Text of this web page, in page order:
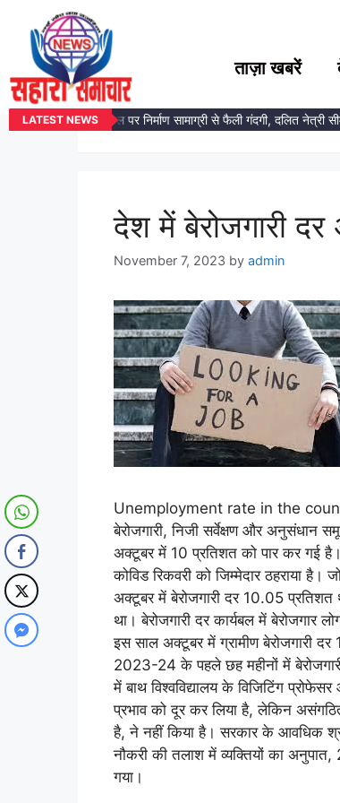
ताज़ा खबरें
LATEST NEWS
डॉ. अंबेडकर प्रतिमा स्थल पर निर्माण सामाग्री से फैली गंदगी, दलित नेत्री
#CMIE
देश में बेरोजगारी
November 7, 2023 by admin
Unemployment rate in the
बेरोजगारी, निजी सर्वेक्षण और अनुसंधान
अक्टूबर में 10 प्रतिशत को पार कर गई है।
कोविड रिकवरी को जिम्मेदार ठहराया
अक्टूबर में बेरोजगारी दर 10.05
था। बेरोजगारी दर कार्यबल में बेरोजगार
इस साल अक्टूबर में ग्रामीण बेरोजगारी
2023-24 के पहले छह महीनों में
में बाथ विश्वविद्यालय के विजिटिंग
प्रभाव को दूर कर लिया है, लेकिन
है, ने नहीं किया है। सरकार के आवधिक
नौकरी की तलाश में व्यक्तियों का
गया।